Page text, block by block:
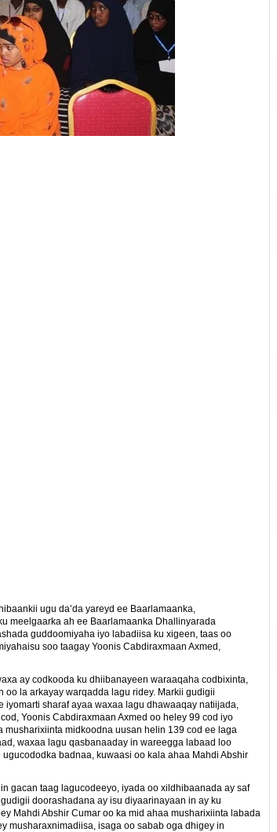
ugu da’da yareyd ee Baarlamaanka,
meelgaarka ah ee Baarlamaanka Dhallinyarada
guddoomiyaha iyo labadiisa ku xigeen, taas oo
soo taagay Yoonis Cabdiraxmaan Axmed,
ay codkooda ku dhiibanayeen waraaqaha codbixinta,
la arkayay warqadda lagu ridey. Markii gudigii
sharaf ayaa waxaa lagu dhawaaqay natiijada,
Yoonis Cabdiraxmaan Axmed oo heley 99 cod iyo
musharixiinta midkoodna uusan helin 139 cod ee laga
waxaa lagu qasbanaaday in wareegga labaad loo
badnaa, kuwaasi oo kala ahaa Mahdi Abshir
gacan taag lagucodeeyo, iyada oo xildhibaanada ay saf
doorashadana ay isu diyaarinayaan in ay ku
Mahdi Abshir Cumar oo ka mid ahaa musharixiinta labada
musharaxnimadiisa, isaga oo sabab oga dhigey in